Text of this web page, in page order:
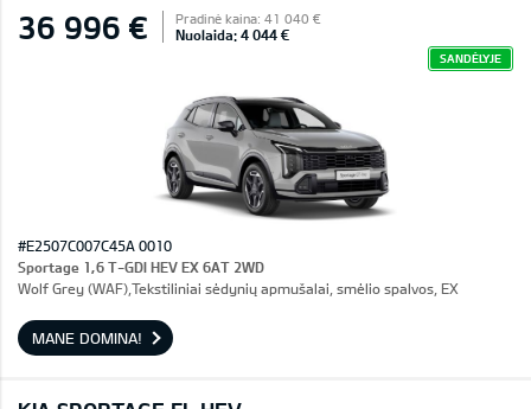
36 996 € Pradinė kaina: 41 040 €
Nuolaida: 4 044 €
SANDĖLYJE
#E2507C007C45A 0010
Sportage 1,6 T-GDI HEV EX 6AT 2WD
Wolf Grey (WAF),Tekstiliniai sėdynių apmušalai, smėlio spalvos, EX
MANE DOMINA!